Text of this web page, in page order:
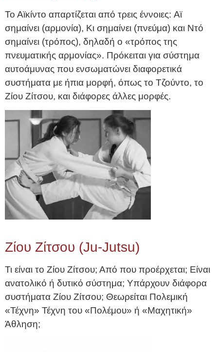
Το Αϊκίντο απαρτίζεται από τρεις έννοιες: Aϊ
σημαίνει (αρμονία), Κι σημαίνει (πνεύμα) και Ντό
σημαίνει (τρόπος), δηλαδή ο «τρόπος της
πνευματικής αρμονίας». Πρόκειται για σύστημα
αυτοάμυνας που ενσωματώνει διαφορετικά
συστήματα με ήπια μορφή, όπως το Τζούντο, το
Ζίου Ζίτσου, και διάφορες άλλες μορφές.
Ζίου Ζίτσου (Ju-Jutsu)
Τι είναι το Ζίου Ζίτσου; Από που προέρχεται; Είναι
ανατολικό ή δυτικό σύστημα; Υπάρχουν διάφορα
συστήματα Ζίου Ζίτσου; Θεωρείται Πολεμική
«Τέχνη» Τέχνη του «Πολέμου» ή «Μαχητική»
Άθληση;